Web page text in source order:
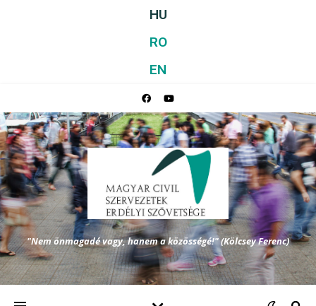
HU
RO
EN
"Nem önmagadé vagy, hanem a közösségé!" (Kölcsey Ferenc)